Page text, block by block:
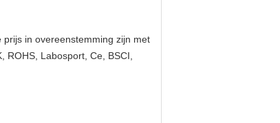
in overeenstemming zijn met
Labosport, Ce, BSCI,